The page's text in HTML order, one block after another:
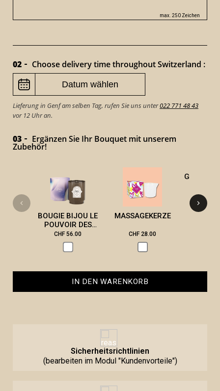
max. 250 Zeichen
02 Choose delivery time throughout Switzerland :
Lieferung in Genf am selben Tag, rufen Sie uns unter022 771 48 43
vor 12 Uhr an.
03 Ergänzen Sie Ihr Bouquet mit unserem
Zubehör!
BOUGIE BIJOU LE
POUVOIR DES
PIERRES
CHF 56.00
MASSAGEKERZE
CHF 28.00
IN DEN WARENKORB
Sicherheitsrichtlinien
(bearbeiten im Modul "Kundenvorteile")